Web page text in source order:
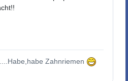
Zahnriemen